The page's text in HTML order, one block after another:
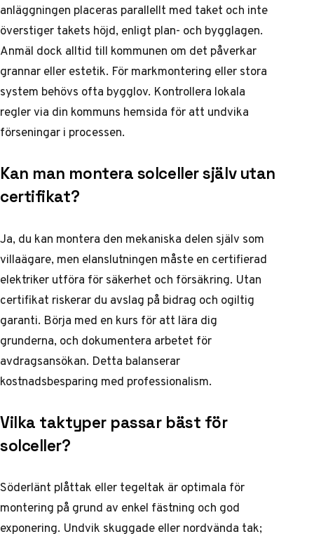
anläggningen placeras parallellt med taket och inte
överstiger takets höjd, enligt plan- och bygglagen.
Anmäl dock alltid till kommunen om det påverkar
grannar eller estetik. För markmontering eller stora
system behövs ofta bygglov. Kontrollera lokala
regler via din kommuns hemsida för att undvika
förseningar i processen.
Kan man montera solceller själv utan
certifikat?
Ja, du kan montera den mekaniska delen själv som
villaägare, men elanslutningen måste en certifierad
elektriker utföra för säkerhet och försäkring. Utan
certifikat riskerar du avslag på bidrag och ogiltig
garanti. Börja med en kurs för att lära dig
grunderna, och dokumentera arbetet för
avdragsansökan. Detta balanserar
kostnadsbesparing med professionalism.
Vilka taktyper passar bäst för
solceller?
Söderlänt plåttak eller tegeltak är optimala för
montering på grund av enkel fästning och god
exponering. Undvik skuggade eller nordvända tak;